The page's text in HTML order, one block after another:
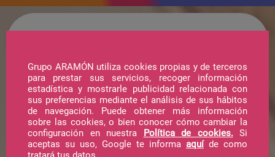
Grupo ARAMÓN utiliza cookies propias y de terceros
para prestar sus servicios, recoger información
estadística y mostrarle publicidad relacionada con
sus preferencias mediante el análisis de sus hábitos
de navegación. Puede obtener más información
sobre las cookies, o bien conocer cómo cambiar la
configuración en nuestra Política de cookies.Si
aceptas su uso, Google te informa aquíde como
Hotel
Telecabina